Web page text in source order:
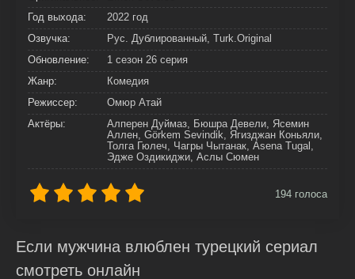
Год выхода:
2022 год
Озвучка:
Рус. Дублированный, Turk.Original
Обновление:
1 сезон 26 серия
Жанр:
Комедия
Режиссер:
Омюр Атай
Актёры:
Алперен Дуймаз, Бюшра Девели, Ясемин
Аллен, Görkem Sevindik, Ягизджан Коньяли,
Толга Гюлеч, Чагры Чытанак, Asena Tugal,
Эдже Оздикиджи, Аслы Сюмен
194 голоса
Если мужчина влюблен турецкий сериал
смотреть онлайн